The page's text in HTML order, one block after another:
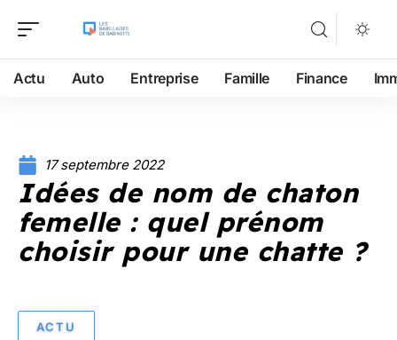
Actu Auto Entreprise Famille Finance
17 septembre 2022
Idées de nom de chaton
femelle : quel prénom
choisir pour une chatte ?
ACTU